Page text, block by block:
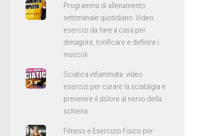
Programma di allenamento
settimanale quotidiano: Video
esercizi da fare a casa per
dimagrire, tonificare e definire i
muscoli
Sciatica infiammata: video
esercizi per curare la sciatalgia e
prevenire il dolore al nervo della
schiena
Fitness e Esercizio Fisico per